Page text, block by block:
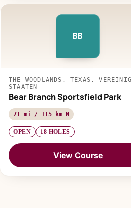
BB
THE WOODLANDS, TEXAS,
STAATEN
Bear Branch Sportsfield Park
71 mi / 115 km N
OPEN 18 HOLES
View Course